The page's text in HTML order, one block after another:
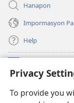
Privacy
To provide you
Hanapon
Impormasyon
Help
(opens
new
Watchtower
(opens